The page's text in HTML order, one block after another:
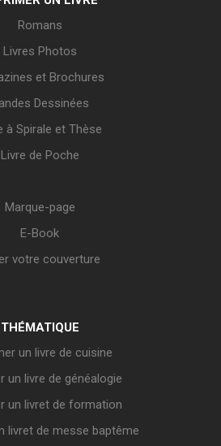
Romans
Livres Photos
et Brochures
Dessinées
à Spirale et Thèse
Livre de Poche
Marque-page
E-Book
votre couverture
THÉMATIQUE
un livre de cuisine
un livre de généalogie
un livret de formation
livret de messe baptême